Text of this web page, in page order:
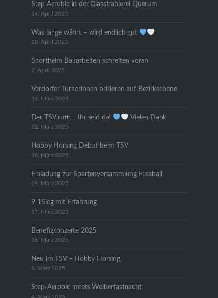
Step Aerobic in der Glasstrahlerei Querum
14. April 2025
Was lange währt – wird endlich gut
10. April 2025
Sportheim Bauarbeiten schreiten voran
2. April 2025
Vordorfer Turnerinnen brillieren auf Bezirksebene
24. März 2025
Der TSV ruft…. Ihr seid da! Vielen Dank
22. März 2025
Hobby Horsing Debut beim TSV
20. März 2025
Einladung zur Spartenversammlung Fussball
19. März 2025
9-1Sieg mit Erfahrung
17. März 2025
Benefizkonzerte 2025
16. März 2025
Neu im TSV – Hobby Horsing
4. März 2025
Step-Aerobic meets Weiberfastnacht
4. März 2025